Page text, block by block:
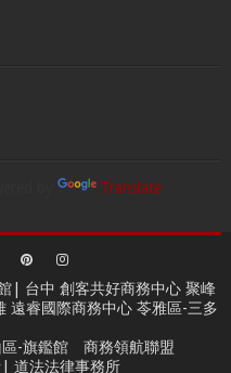
Translate
| 台中 創客共好商務中心聚峰
遠睿國際商務中心苓雅區-三多
區-旗鑑館 商務領航聯盟
| 道法法律事務所